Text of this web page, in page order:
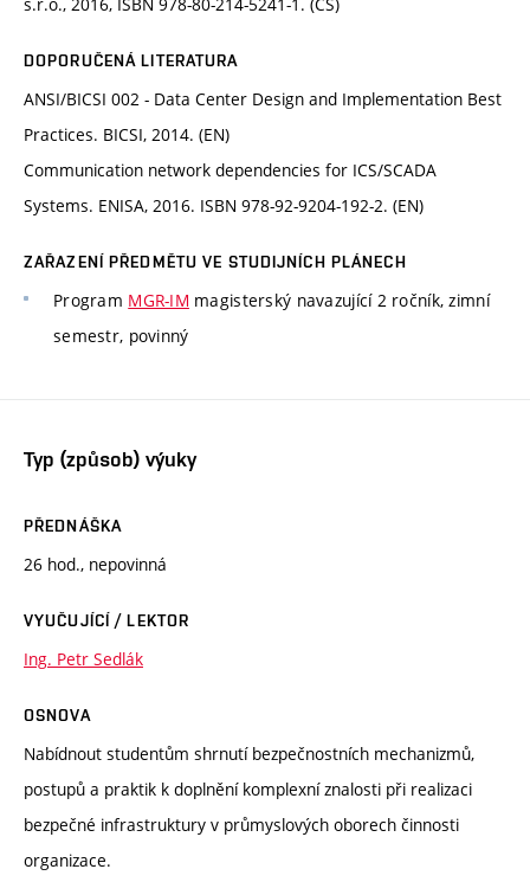
DOPORUČENÁ LITERATURA
ANSI/BICSI 002 - Data Center Design and Implementation Best
Practices. BICSI, 2014. (EN)
Communication network dependencies for ICS/SCADA
Systems. ENISA, 2016. ISBN 978-92-9204-192-2. (EN)
ZAŘAZENÍ PŘEDMĚTU VE STUDIJNÍCH PLÁNECH
Program MGR-IM magisterský navazující 2 ročník, zimní
semestr, povinný
Typ (způsob) výuky
PŘEDNÁŠKA
26 hod., nepovinná
VYUČUJÍCÍ / LEKTOR
Ing. Petr Sedlák
OSNOVA
Nabídnout studentům shrnutí bezpečnostních mechanizmů,
postupů a praktik k doplnění komplexní znalosti při realizaci
bezpečné infrastruktury v průmyslových oborech činnosti
organizace.